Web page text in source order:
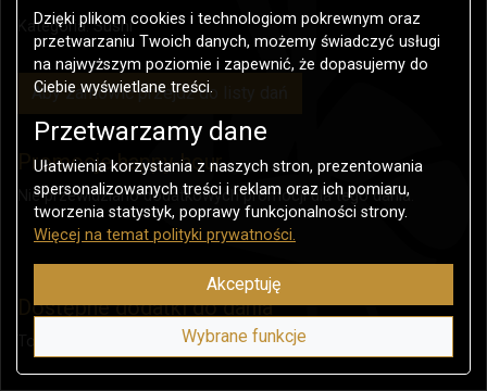
Kategoria:Sushi
Aby zamówić przejdź do listy dań
Promocje happy-hour
Nie przewidziano dodatkowych promocji dla tego dania.
Dostępne dodatki do dania
To danie nie posiada dodatków.
Dzięki plikom cookies i technologiom pokrewnym oraz
przetwarzaniu Twoich danych, możemy świadczyć usługi
na najwyższym poziomie i zapewnić, że dopasujemy do
Ciebie wyświetlane treści.
Przetwarzamy dane
Ułatwienia korzystania z naszych stron, prezentowania
spersonalizowanych treści i reklam oraz ich pomiaru,
tworzenia statystyk, poprawy funkcjonalności strony.
Więcej na temat polityki prywatności.
Akceptuję
Wybrane funkcje